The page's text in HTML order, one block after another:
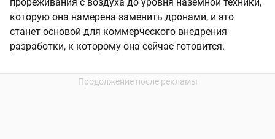
прореживания с воздуха до уровня наземной техники,
которую она намерена заменить дронами, и это
станет основой для коммерческого внедрения
разработки, к которому она сейчас готовится.